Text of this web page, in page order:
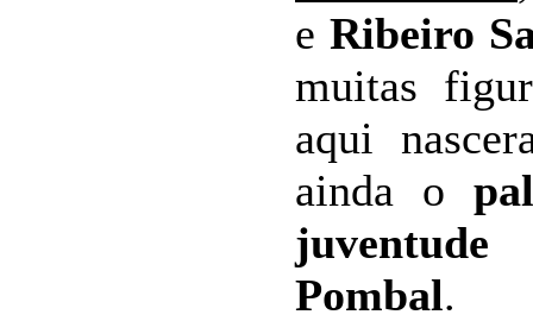
e Ribeiro
muitas
aqui
ainda o
Pombal.